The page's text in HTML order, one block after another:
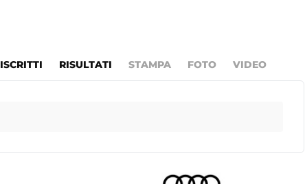
ISCRITTI RISULTATI STAMPA FOTO VIDEO